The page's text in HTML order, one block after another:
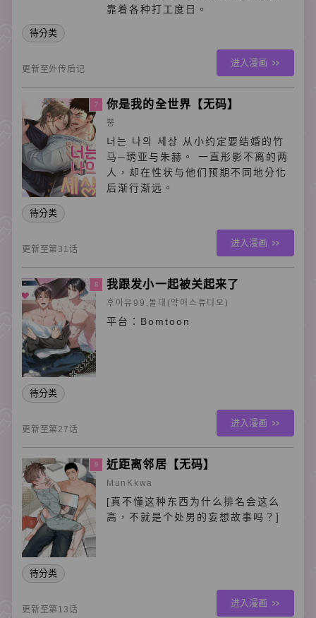
靠着各种打工度日。
待分类
更新至外传后记
进入漫画
7 你是我的全世界【无码】
뿡
너는 나의 세상 从小约定要结婚的竹
马─琇亚与朱赫。 一直形影不离的两
人，却在性状与他们预期不同地分化
后渐行渐远。
待分类
更新至第31话
进入漫画
8 我跟发小一起被关起来了
후아유99,돌대(악어스튜디오)
平台：Bomtoon
待分类
更新至第27话
进入漫画
9 近距离邻居【无码】
MunKkwa
[真不懂这种东西为什么排名会这么
高，不就是个处男的妄想故事吗？]
待分类
更新至第13话
进入漫画